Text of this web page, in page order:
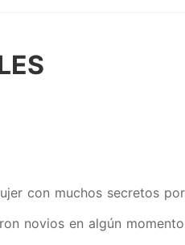
con muchos secretos
novios en algún